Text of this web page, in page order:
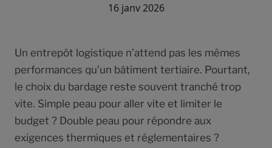
16 janv 2026
Un entrepôt logistique n’attend pas les mêmes
performances qu’un bâtiment tertiaire. Pourtant,
le choix du bardage reste souvent tranché trop
vite. Simple peau pour aller vite et limiter le
budget ? Double peau pour répondre aux
exigences thermiques et réglementaires ?